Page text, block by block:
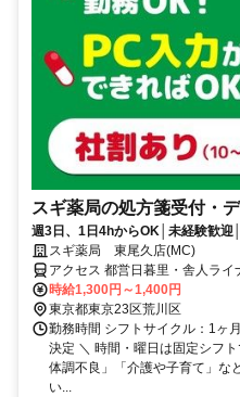
スギ薬局の処方箋受付・
週3日、1日4hからOK│未経験歓迎
スギ薬局 東尾久店(MC)
アクセス 都営日暮里・舎人ライ
営日暮里・舎人ライナー 熊野前
久三丁目徒歩約9分
時給1,300円～1,400円
東京都東京23区荒川区
勤務時間 シフトサイクル：1ヶ
決定 ＼ 時間・曜日は固定シフ
体調不良」「介護や子育て」な
い...